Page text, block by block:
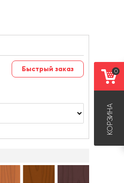
Быстрый заказ 0
КОРЗИНА